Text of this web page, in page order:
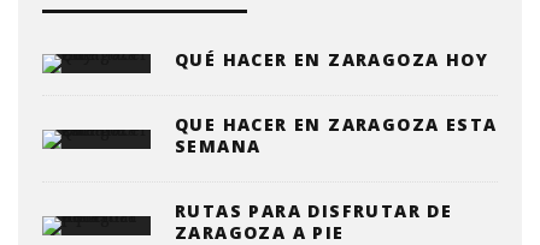
QUÉ HACER EN ZARAGOZA HOY
QUE HACER EN ZARAGOZA ESTA
SEMANA
RUTAS PARA DISFRUTAR DE
ZARAGOZA A PIE